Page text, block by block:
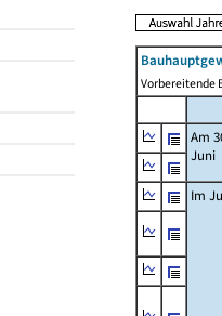
Vorbereitende
Am
Juni
Im